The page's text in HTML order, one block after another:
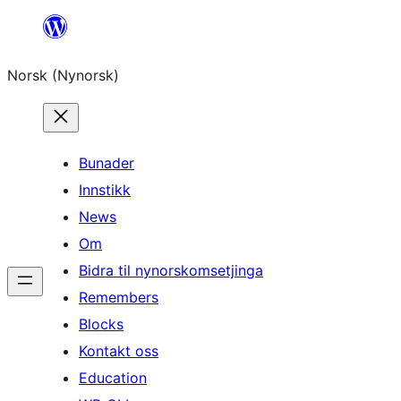
content
Norsk (Nynorsk)
Bunader
Innstikk
News
Om
Bidra til nynorskomsetjinga
Remembers
Blocks
Kontakt oss
Education